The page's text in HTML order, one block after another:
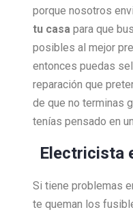
porque nosotros
tu casa para que
posibles al mejor
entonces puedas
reparación que
de que no terminas
tenías pensado en
Electricista
Si tiene problemas
te queman los